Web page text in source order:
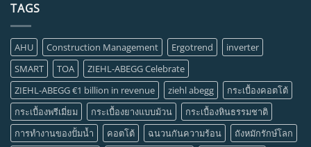
TAGS
AHU Construction Management Ergotrend
inverter
SMART
TOA
ZIEHL-ABEGG Celebrate
ZIEHL-ABEGG €1 billion in revenue
ziehl abegg
กระเบื้องคอตโต้
กระเบื้องพรีเมี่ยม
กระเบื้องยางแบบม้วน
กระเบื้องหินธรรมชาติ
การทำงานของปั้มน้ำ
คอตโต้ ฉนวนกันความร้อน
ถังหมักรักษ์โลก